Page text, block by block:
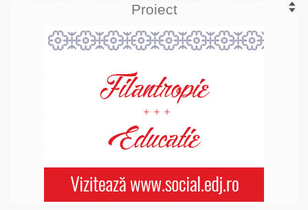
Proiect